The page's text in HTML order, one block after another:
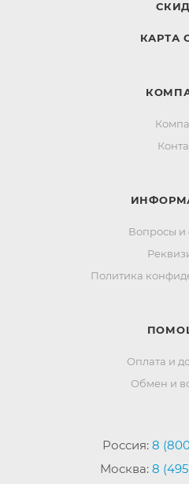
КАРТА
Вопросы и
Политика
Оплата и
Обмен и
Россия: 8
Москва: 8